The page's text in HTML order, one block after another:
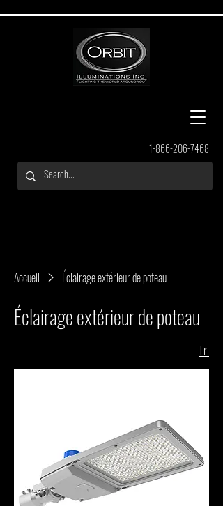
1-866-206-7468
Accueil Éclairage extérieur de poteau
Éclairage extérieur de poteau
Tri